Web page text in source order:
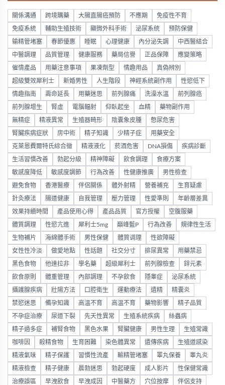
關係溝通 跨境購藥 大腸直腸癌預防 不應期 免疫性不育
免疫系統 輔助生殖技術 顯微外科手術 泌尿系统 预防保健
输精管堵塞 春節優惠 睡眠 心理健康 內分泌失調 中西醫結合
中醫調理 品質管理 健康服務 藥局信譽 正品保障 應變策略
催情產品 用藥注意事項 果凍劑型 情趣用品 真偽辨別
超級雙效犀利士 新婚男性 人生階段 神經系統副作用 性慾低下
情趣指南 壽命延長 用藥迷思 前列腺痛 洗澡水溫 前列腺癌
前列腺增生 腎虛 電腦輻射 仰臥起坐 血精 藥物副作用
無精症 精液異常 生殖器畸形 陰囊象皮腫 憋尿危害
腎臟疾病症狀 房中術 精子知識 少精子症 用藥安全
克萊恩費爾特氏綜合徵 精液液化 菸酒危害 DNA損傷 疾病診斷
生活習慣改善 勃起分級 精神障礙 飲食調理 食療方案
敏感度降低 敏感度調節 行為改善 性健康推廣 男性檢查
避免食物 香港醫療 伴侶關係 體外射精 營養補充 生育疑慮
針灸療法 腸道健康 自我管理 壓力管理 性愛準則 年齡層差異
效果持續時間 產品使用心得 產品品質 官方授權 空腹服藥
體質調理 性慾亢進 犀利士5mg 巔峰藍P 行為改善 規律性生活
生物補片 海綿體手術 男性保健 體質调理 性欲障礙
女性性冷淡 做愛地點 性話題 社交分寸 排尿異常 用藥禁忌
黑色食物 他達拉非 學名藥 超級犀利士 前列腺檢查 鋅元素
飲食原則 體重管理 內部調理 不孕飲食 隱睾症 泌尿系統
攝護腺疾病 壯陽方法 口腔衛生 運動療法 遺精 精囊炎
禁慾迷思 備孕知識 高溫不育 高温不育 藥物影響 精子品質
不孕症治療 尿道下裂 先天性異常 生殖系統疾病 絲蟲病
精子過多症 補腎食物 黑色水果 腎臟健康 男性生理 生殖常識
咖啡因 殺精食物 生育困難 染色體異常 遺傳疾病 生殖道感染
精液氣味 精子保護 習慣性流產 輸精管堵塞 睪丸保養 睾丸炎
精液檢查 精子健康 晨勃迷思 勃起硬度 成人影片 性保健常識
治療誤區 早洩飲食 早洩成因 中醫藥方 穴位按摩 伴侶支持